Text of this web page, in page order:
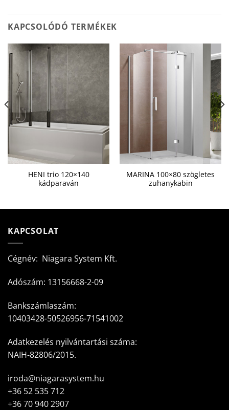
KAPCSOLÓDÓ TERMÉKEK
HENI trio 120×140
kádparaván
MARINA 100×80 szögletes
zuhanykabin
KAPCSOLAT
Cégnév: Niagara System Kft.
Adószám: 13156668-2-09
Bankszámlaszám:
10403428-50526956-71541002
Adatkezelés nyilvántartási száma:
NAIH-82806/2015.
iroda@niagarasystem.hu
+36 52 535 712
+36 70 940 2907